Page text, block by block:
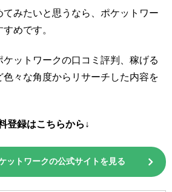
みたいと思うなら、ポケットワー
めです。
ケットワークの口コミ評判、稼げる
々な角度からリサーチした内容を
登録はこちらから↓
ットワークの公式サイトを見る